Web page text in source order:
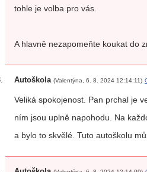
tohle je volba pro vás.
A hlavně nezapomeňte koukat do
Autoškola (Valentýna, 6. 8. 2024 12:14:11)
Veliká spokojenost. Pan prchal je
ním jsou uplně napohodu. Na
a bylo to skvělé. Tuto autoškolu